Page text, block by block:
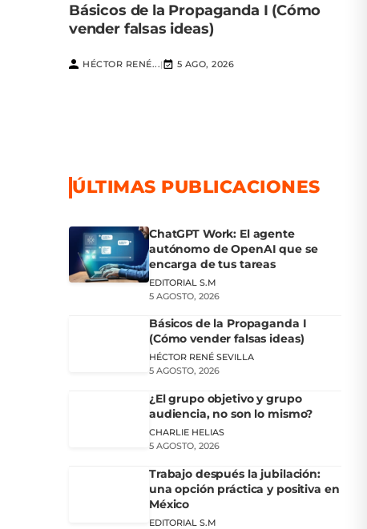
Básicos de la Propaganda I (Cómo
vender falsas ideas)
HÉCTOR RENÉ...| 5 AGO, 2026
ÚLTIMAS PUBLICACIONES
ChatGPT Work: El agente
autónomo de OpenAI que se
encarga de tus tareas
EDITORIAL S.M
5 AGOSTO, 2026
Básicos de la Propaganda I
(Cómo vender falsas ideas)
HÉCTOR RENÉ SEVILLA
5 AGOSTO, 2026
¿El grupo objetivo y grupo
audiencia, no son lo mismo?
CHARLIE HELIAS
5 AGOSTO, 2026
Trabajo después la jubilación:
una opción práctica y positiva en
México
EDITORIAL S.M